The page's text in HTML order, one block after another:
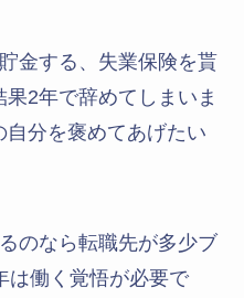
金する、失業保険を貰
2年で辞めてしまいま
自分を褒めてあげたい
のなら転職先が多少ブ
は働く覚悟が必要で